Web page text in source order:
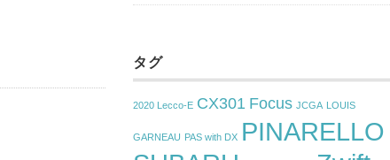
タグ
2020 Lecco-E CX301 Focus JCGA LOUIS
GARNEAU PAS with DX PINARELLO